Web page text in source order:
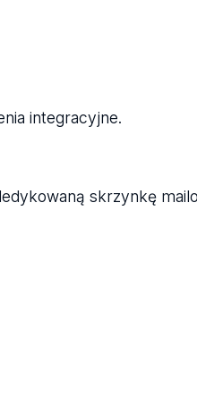
integracyjne.
skrzynkę